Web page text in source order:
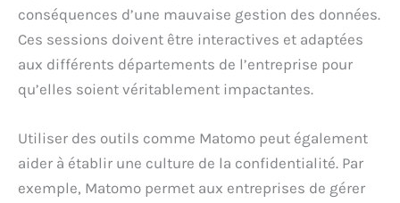
conséquences d’une mauvaise gestion des données.
Ces sessions doivent être interactives et adaptées
aux différents départements de l’entreprise pour
qu’elles soient véritablement impactantes.
Utiliser des outils comme Matomo peut également
aider à établir une culture de la confidentialité. Par
exemple, Matomo permet aux entreprises de gérer